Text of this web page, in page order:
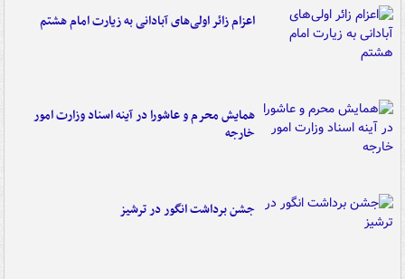
اعزام زائر اولی‌های آبادانی به زیارت امام هشتم
همایش محرم و عاشورا در آینه اسناد وزارت امور
خارجه
جشن برداشت انگور در ترشیز